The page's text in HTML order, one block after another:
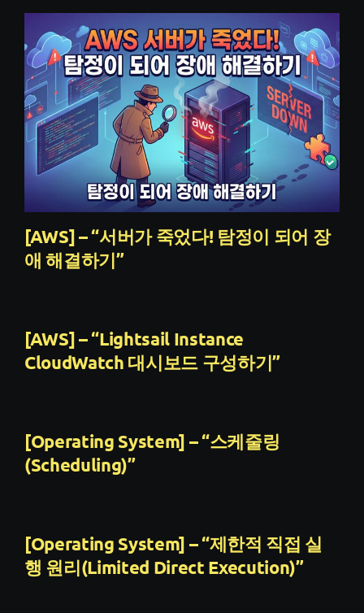
[AWS] – “서버가 죽었다! 탐정이 되어 장
애 해결하기”
[AWS] – “Lightsail Instance
CloudWatch 대시보드 구성하기”
[Operating System] – “스케줄링
(Scheduling)”
[Operating System] – “제한적 직접 실
행 원리(Limited Direct Execution)”